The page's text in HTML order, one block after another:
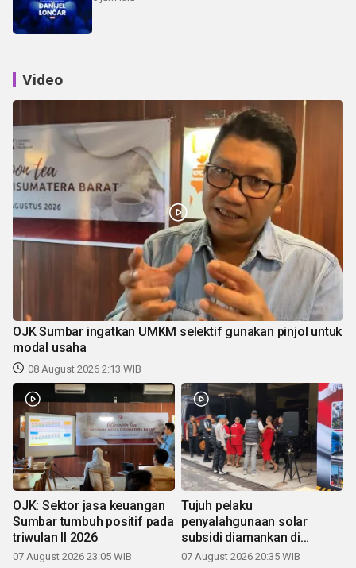
Video
OJK Sumbar ingatkan UMKM selektif gunakan pinjol untuk
modal usaha
08 August 2026 2:13 WIB
OJK: Sektor jasa keuangan
Sumbar tumbuh positif pada
triwulan II 2026
07 August 2026 23:05 WIB
Tujuh pelaku
penyalahgunaan solar
subsidi diamankan di
Sumbar
07 August 2026 20:35 WIB